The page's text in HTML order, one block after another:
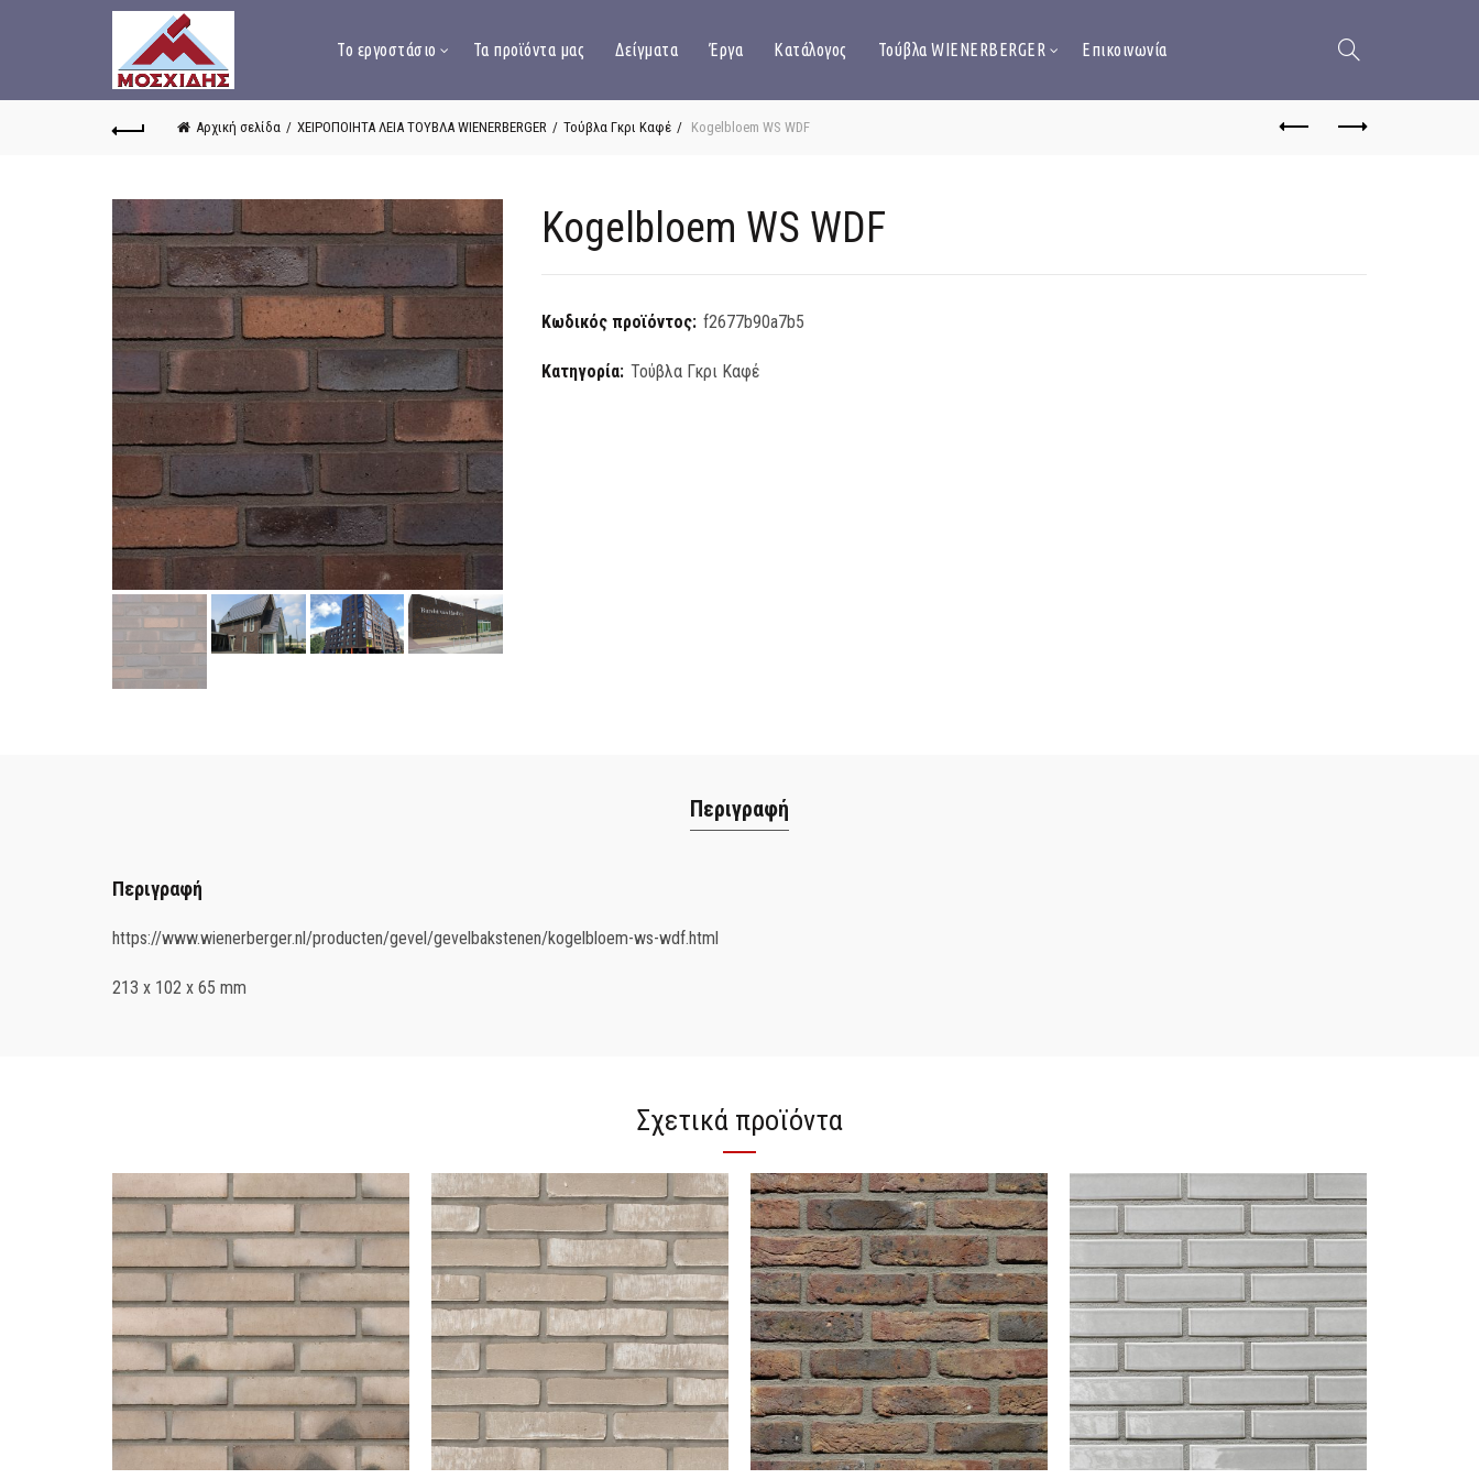
Το εργοστάσιο Τα προϊόντα μας Δείγματα Έργα Κατάλογος Τούβλα WIENERBERGER Επικοινωνία
Αρχική σελίδα ΧΕΙΡΟΠΟΙΗΤΑ ΛΕΙΑ ΤΟΥΒΛΑ WIENERBERGER Τούβλα Γκρι Καφέ Kogelbloem WS WDF
Kogelbloem WS WDF
Κωδικός προϊόντος: f2677b90a7b5
Κατηγορία: Τούβλα Γκρι Καφέ
Περιγραφή
Περιγραφή
https://www.wienerberger.nl/producten/gevel/gevelbakstenen/kogelbloem-ws-wdf.html
213 x 102 x 65 mm
Σχετικά προϊόντα